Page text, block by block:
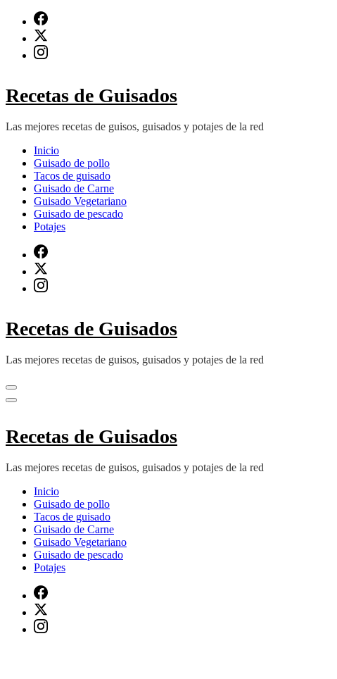
contenido
(presiona
Recetas de Guisados
Las mejores recetas de guisos, guisados y potajes de la red
Inicio
Guisado de pollo
Tacos de guisado
Guisado de Carne
Guisado Vegetariano
Guisado de pescado
Potajes
Recetas de Guisados
Las mejores recetas de guisos, guisados y potajes de la red
Recetas de Guisados
Las mejores recetas de guisos, guisados y potajes de la red
Inicio
Guisado de pollo
Tacos de guisado
Guisado de Carne
Guisado Vegetariano
Guisado de pescado
Potajes